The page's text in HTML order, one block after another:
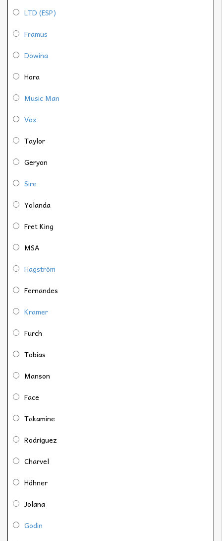
LTD (ESP)
Framus
Dowina
Hora
Music Man
Vox
Taylor
Geryon
Sire
Yolanda
Fret King
MSA
Hagström
Fernandes
Kramer
Furch
Tobias
Manson
Face
Takamine
Rodriguez
Charvel
Höhner
Jolana
Godin